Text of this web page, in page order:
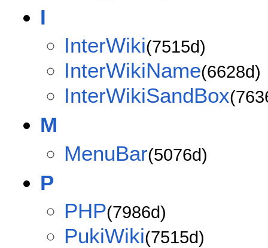
I
InterWiki(7515d)
InterWikiName(6628d)
InterWikiSandBox
M
MenuBar(5076d)
P
PHP(7986d)
PukiWiki(7515d)